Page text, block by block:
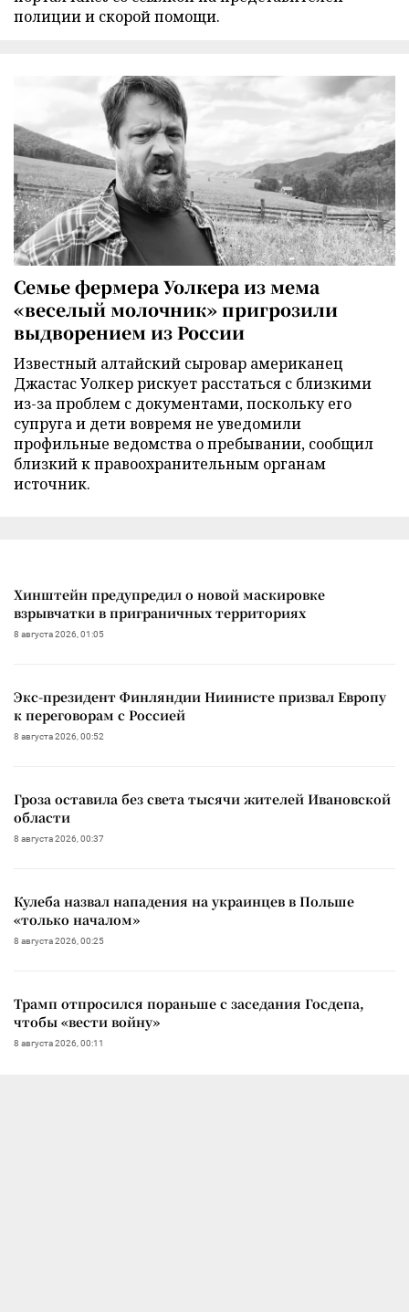
полиции и скорой помощи.
Семье фермера Уолкера из мема
«веселый молочник» пригрозили
выдворением из России
Известный алтайский сыровар американец
Джастас Уолкер рискует расстаться с близкими
из-за проблем с документами, поскольку его
супруга и дети вовремя не уведомили
профильные ведомства о пребывании, сообщил
близкий к правоохранительным органам
источник.
Хинштейн предупредил о новой маскировке
взрывчатки в приграничных территориях
8 августа 2026, 01:05
Экс-президент Финляндии Ниинисте призвал Европу
к переговорам с Россией
8 августа 2026, 00:52
Гроза оставила без света тысячи жителей Ивановской
области
8 августа 2026, 00:37
Кулеба назвал нападения на украинцев в Польше
«только началом»
8 августа 2026, 00:25
Трамп отпросился пораньше с заседания Госдепа,
чтобы «вести войну»
8 августа 2026, 00:11